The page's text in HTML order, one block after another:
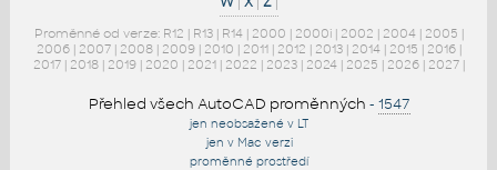
Proměnné od verze: R12 | R13 | R14 | 2000 | 2000i | 2002 | 2004 | 2005 |
2006 | 2007 | 2008 | 2009 | 2010 | 2011 | 2012 | 2013 | 2014 | 2015 | 2016 |
2017 | 2018 | 2019 | 2020 | 2021 | 2022 | 2023 | 2024 | 2025 | 2026 | 2027 |
Přehled všech AutoCAD proměnných - 1547
jen neobsažené v LT
jen v Mac verzi
proměnné prostředí